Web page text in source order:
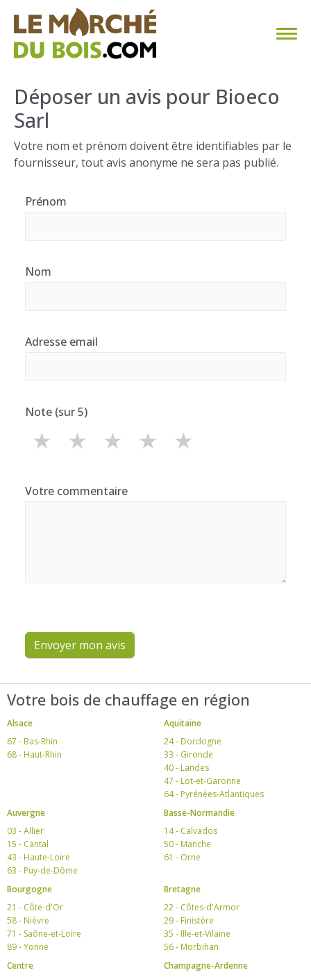
CHAUFFAGE AU BOIS
FAQ
CALCULER SA CONSOMMATION
Déposer un avis pour Bioeco
Sarl
Votre nom et prénom doivent être identifiables par le
fournisseur, tout avis anonyme ne sera pas publié.
Prénom
Nom
Adresse email
Note (sur 5)
★
★
★
★
★
Votre commentaire
Envoyer mon avis
Votre bois de chauffage en région
Alsace
67 - Bas-Rhin
68 - Haut-Rhin
Aquitaine
24 - Dordogne
33 - Gironde
40 - Landes
47 - Lot-et-Garonne
64 - Pyrénées-Atlantiques
Auvergne
03 - Allier
15 - Cantal
43 - Haute-Loire
63 - Puy-de-Dôme
Basse-Normandie
14 - Calvados
50 - Manche
61 - Orne
Bourgogne
21 - Côte-d'Or
58 - Nièvre
71 - Saône-et-Loire
89 - Yonne
Bretagne
22 - Côtes-d'Armor
29 - Finistère
35 - Ille-et-Vilaine
56 - Morbihan
Centre
Champagne-Ardenne